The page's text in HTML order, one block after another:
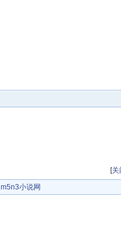
[关
m5n3小说网